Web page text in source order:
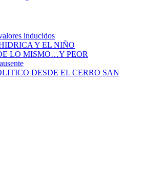
inducidos
Y EL NIÑO
LO MISMO…Y PEOR
DESDE EL CERRO SAN